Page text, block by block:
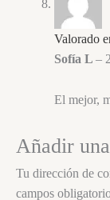
Valorado
Sofía L –
El mejor,
Añadir
Tu dirección de
campos